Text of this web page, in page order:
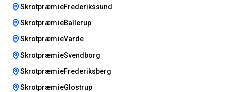
SkrotpræmieFrederikssund
SkrotpræmieBallerup
SkrotpræmieVarde
SkrotpræmieSvendborg
SkrotpræmieFrederiksberg
SkrotpræmieGlostrup